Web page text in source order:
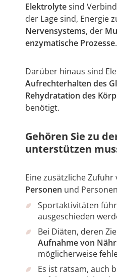
Elektrolytesind
der Lage sind, Energie
Nervensystems, der
enzymatische Prozesse.
Darüber hinaus sind
Aufrechterhalten des
Rehydratation des
benötigt.
Gehören Sie zu
unterstützen
Eine zusätzliche
Personen und
Sportaktivitäten
ausgeschieden
Bei Diäten, deren
Aufnahme von
möglicherweise
Es ist ratsam, auch